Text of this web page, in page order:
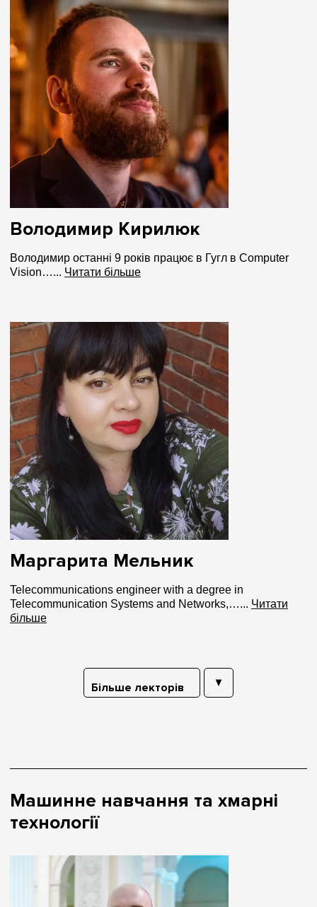
Володимир Кирилюк
Володимир останні 9 років працює в Гугл в Computer
Vision…... Читати більше
Маргарита Мельник
Telecommunications engineer with a degree in
Telecommunication Systems and Networks,…... Читати
більше
Більше лекторів
Машинне навчання та хмарні
технології